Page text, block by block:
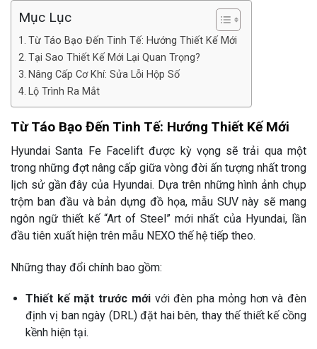
Mục Lục
Từ Táo Bạo Đến Tinh Tế: Hướng Thiết Kế Mới
Tại Sao Thiết Kế Mới Lại Quan Trọng?
Nâng Cấp Cơ Khí: Sửa Lỗi Hộp Số
Lộ Trình Ra Mắt
Từ Táo Bạo Đến Tinh Tế: Hướng Thiết Kế Mới
Hyundai Santa Fe Facelift được kỳ vọng sẽ trải qua một
trong những đợt nâng cấp giữa vòng đời ấn tượng nhất trong
lịch sử gần đây của Hyundai. Dựa trên những hình ảnh chụp
trộm ban đầu và bản dựng đồ họa, mẫu SUV này sẽ mang
ngôn ngữ thiết kế “Art of Steel” mới nhất của Hyundai, lần
đầu tiên xuất hiện trên mẫu NEXO thế hệ tiếp theo.
Những thay đổi chính bao gồm:
Thiết kế mặt trước mớivới đèn pha mỏng hơn và đèn
định vị ban ngày (DRL) đặt hai bên, thay thế thiết kế cồng
kềnh hiện tại.